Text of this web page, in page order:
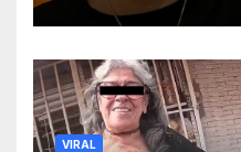
VIRAL